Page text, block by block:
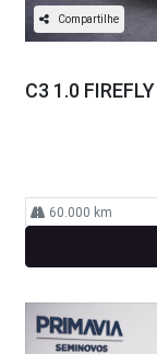
Compartilhe
C3 1.0
60.000 km